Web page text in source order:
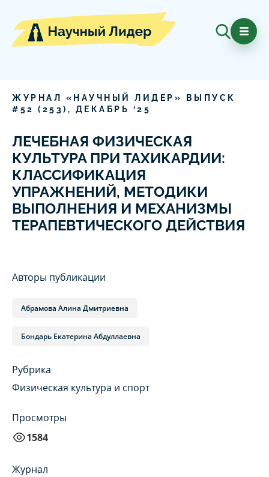
ЖУРНАЛ «НАУЧНЫЙ ЛИДЕР» ВЫПУСК
# 52 ( 253), ДЕКАБРЬ ‘25
ЛЕЧЕБНАЯ ФИЗИЧЕСКАЯ
КУЛЬТУРА ПРИ ТАХИКАРДИИ:
КЛАССИФИКАЦИЯ
УПРАЖНЕНИЙ, МЕТОДИКИ
ВЫПОЛНЕНИЯ И МЕХАНИЗМЫ
ТЕРАПЕВТИЧЕСКОГО ДЕЙСТВИЯ
Авторы публикации
Абрамова Алина Дмитриевна
Бондарь Екатерина Абдуллаевна
Рубрика
Физическая культура и спорт
Просмотры
1584
Журнал